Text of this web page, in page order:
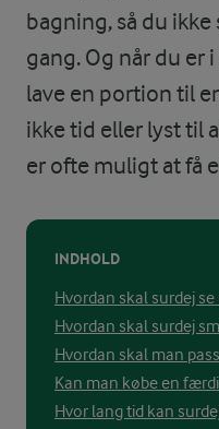
bagning, så du
gang. Og når du er
lave en portion til
ikke tid eller lyst til
er ofte muligt at få
INDHOLD
Hvordan skal surdej se
Hvordan skal surdej
Hvordan skal man
Kan man købe en
Hvor lang tid kan